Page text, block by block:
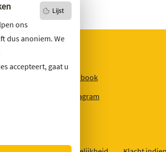
Lijst
ons
dus anoniem. We
accepteert, gaat u
Facebook
Instagram